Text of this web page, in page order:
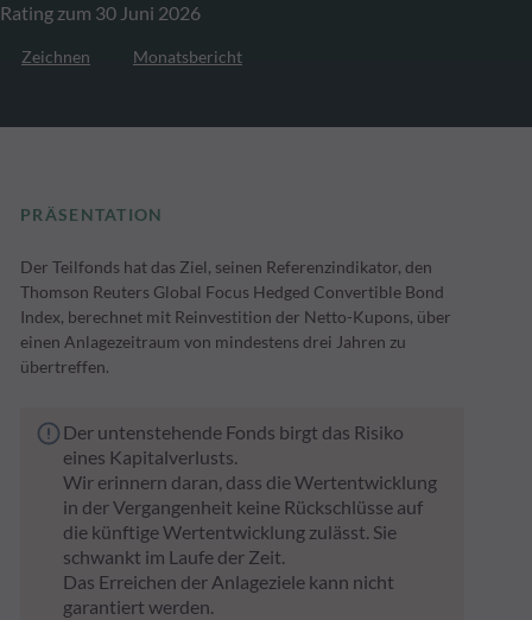
Rating zum 30 Juni 2026
Zeichnen Monatsbericht
PRÄSENTATION
Der Teilfonds hat das Ziel, seinen Referenzindikator, den
Thomson Reuters Global Focus Hedged Convertible Bond
Index, berechnet mit Reinvestition der Netto-Kupons, über
einen Anlagezeitraum von mindestens drei Jahren zu
übertreffen.
Der untenstehende Fonds birgt das Risiko
eines Kapitalverlusts.
Wir erinnern daran, dass die Wertentwicklung
in der Vergangenheit keine Rückschlüsse auf
die künftige Wertentwicklung zulässt. Sie
schwankt im Laufe der Zeit.
Das Erreichen der Anlageziele kann nicht
garantiert werden.